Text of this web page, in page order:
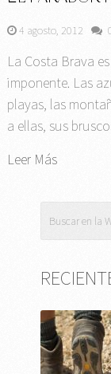
4 agosto, 2012
La Costa Brava
imponente. Las
playas, las
a ellas, sus
Leer Más